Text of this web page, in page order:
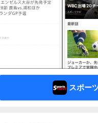
スポー